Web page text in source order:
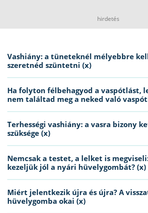
hirdetés
Vashiány: a tüneteknél mélyebbre
szeretnéd szüntetni (x)
Ha folyton félbehagyod a vaspótlást,
nem találtad meg a neked való
Terhességi vashiány: a vasra bizony
szüksége (x)
Nemcsak a testet, a lelket is
kezeljük jól a nyári hüvelygombát? (x)
Miért jelentkezik újra és újra? A
hüvelygomba okai (x)